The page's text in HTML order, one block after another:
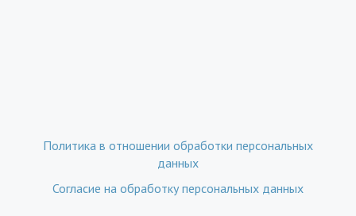
Политика в отношении обработки персональных
данных
Согласие на обработку персональных данных